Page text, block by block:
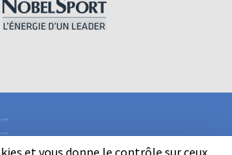
et vous donne le contrôle sur ceux